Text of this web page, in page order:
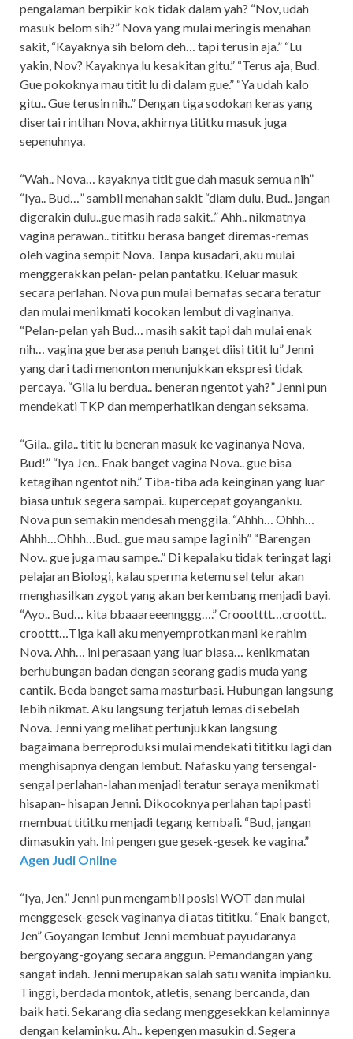
pengalaman berpikir kok tidak dalam yah? “Nov, udah
masuk belom sih?” Nova yang mulai meringis menahan
sakit, “Kayaknya sih belom deh… tapi terusin aja.” “Lu
yakin, Nov? Kayaknya lu kesakitan gitu.” “Terus aja, Bud.
Gue pokoknya mau titit lu di dalam gue.” “Ya udah kalo
gitu.. Gue terusin nih..” Dengan tiga sodokan keras yang
disertai rintihan Nova, akhirnya tititku masuk juga
sepenuhnya.
“Wah.. Nova… kayaknya titit gue dah masuk semua nih”
“Iya.. Bud…” sambil menahan sakit “diam dulu, Bud.. jangan
digerakin dulu..gue masih rada sakit..” Ahh.. nikmatnya
vagina perawan.. tititku berasa banget diremas-remas
oleh vagina sempit Nova. Tanpa kusadari, aku mulai
menggerakkan pelan- pelan pantatku. Keluar masuk
secara perlahan. Nova pun mulai bernafas secara teratur
dan mulai menikmati kocokan lembut di vaginanya.
“Pelan-pelan yah Bud… masih sakit tapi dah mulai enak
nih… vagina gue berasa penuh banget diisi titit lu” Jenni
yang dari tadi menonton menunjukkan ekspresi tidak
percaya. “Gila lu berdua.. beneran ngentot yah?” Jenni pun
mendekati TKP dan memperhatikan dengan seksama.
“Gila.. gila.. titit lu beneran masuk ke vaginanya Nova,
Bud!” “Iya Jen.. Enak banget vagina Nova.. gue bisa
ketagihan ngentot nih.” Tiba-tiba ada keinginan yang luar
biasa untuk segera sampai.. kupercepat goyanganku.
Nova pun semakin mendesah menggila. “Ahhh… Ohhh…
Ahhh…Ohhh…Bud.. gue mau sampe lagi nih” “Barengan
Nov.. gue juga mau sampe..” Di kepalaku tidak teringat lagi
pelajaran Biologi, kalau sperma ketemu sel telur akan
menghasilkan zygot yang akan berkembang menjadi bayi.
“Ayo.. Bud… kita bbaaareeennggg….” Croootttt…croottt..
croottt…Tiga kali aku menyemprotkan mani ke rahim
Nova. Ahh… ini perasaan yang luar biasa… kenikmatan
berhubungan badan dengan seorang gadis muda yang
cantik. Beda banget sama masturbasi. Hubungan langsung
lebih nikmat. Aku langsung terjatuh lemas di sebelah
Nova. Jenni yang melihat pertunjukkan langsung
bagaimana berreproduksi mulai mendekati tititku lagi dan
menghisapnya dengan lembut. Nafasku yang tersengal-
sengal perlahan-lahan menjadi teratur seraya menikmati
hisapan- hisapan Jenni. Dikocoknya perlahan tapi pasti
membuat tititku menjadi tegang kembali. “Bud, jangan
dimasukin yah. Ini pengen gue gesek-gesek ke vagina.”
Agen Judi Online
“Iya, Jen.” Jenni pun mengambil posisi WOT dan mulai
menggesek-gesek vaginanya di atas tititku. “Enak banget,
Jen” Goyangan lembut Jenni membuat payudaranya
bergoyang-goyang secara anggun. Pemandangan yang
sangat indah. Jenni merupakan salah satu wanita impianku.
Tinggi, berdada montok, atletis, senang bercanda, dan
baik hati. Sekarang dia sedang menggesekkan kelaminnya
dengan kelaminku. Ah.. kepengen masukin d. Segera